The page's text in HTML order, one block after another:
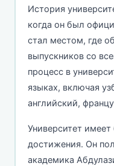
История
когда он был
стал местом, где
выпускников со
процесс в
языках, включая
английский,
Университет
достижения. Он
академика